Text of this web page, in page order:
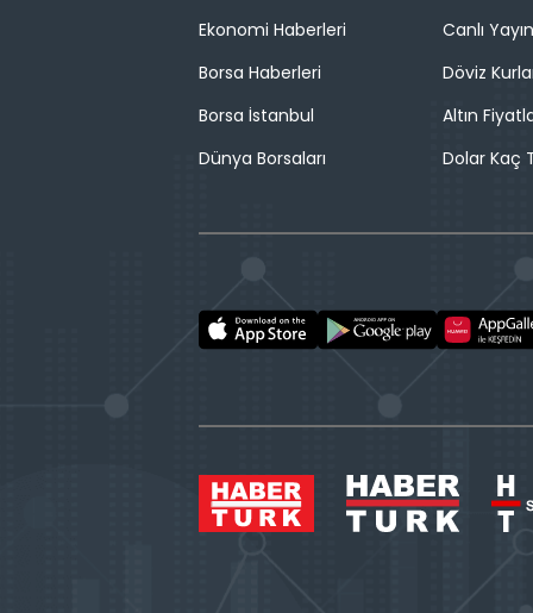
Ekonomi Haberleri
Borsa Haberleri
Borsa İstanbul
Dünya Borsaları
Canlı
Döviz
Altın
Dolar Kaç